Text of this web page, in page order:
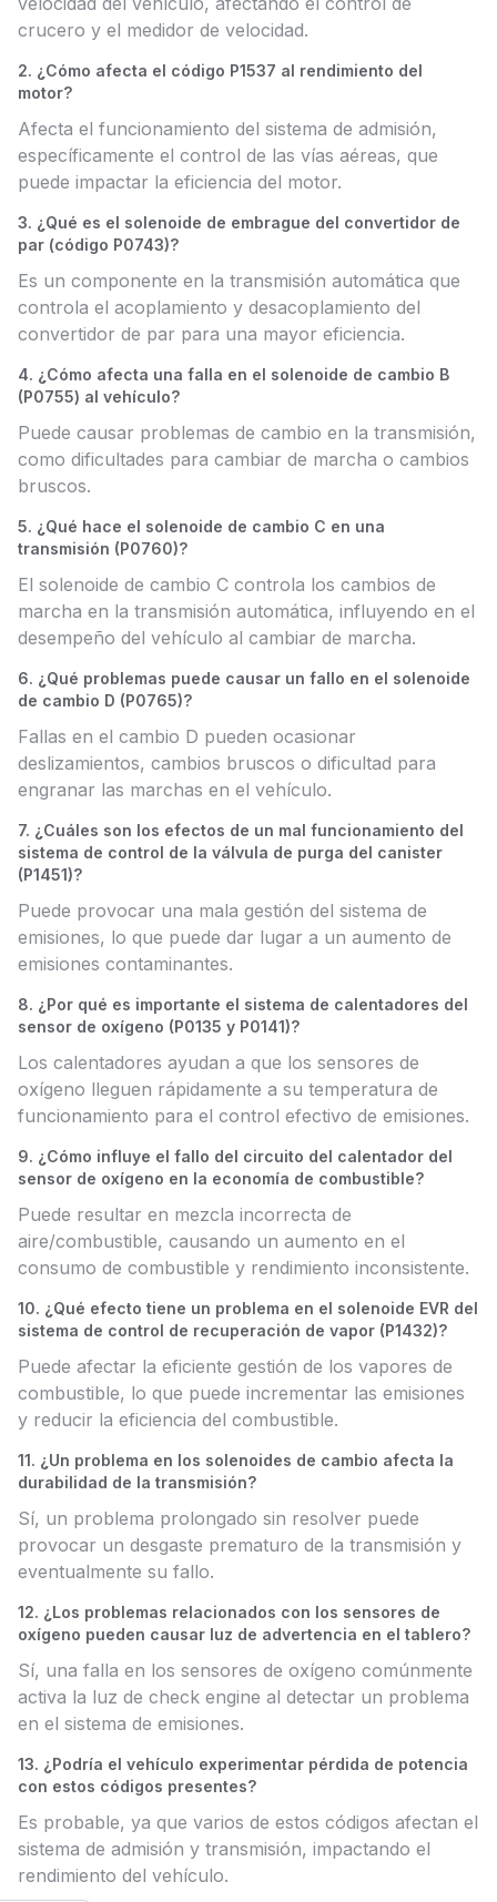
crucero y el medidor de velocidad.
2. ¿Cómo afecta el código P1537 al rendimiento del
motor?
Afecta el funcionamiento del sistema de admisión,
específicamente el control de las vías aéreas, que
puede impactar la eficiencia del motor.
3. ¿Qué es el solenoide de embrague del convertidor de
par (código P0743)?
Es un componente en la transmisión automática que
controla el acoplamiento y desacoplamiento del
convertidor de par para una mayor eficiencia.
4. ¿Cómo afecta una falla en el solenoide de cambio B
(P0755) al vehículo?
Puede causar problemas de cambio en la transmisión,
como dificultades para cambiar de marcha o cambios
bruscos.
5. ¿Qué hace el solenoide de cambio C en una
transmisión (P0760)?
El solenoide de cambio C controla los cambios de
marcha en la transmisión automática, influyendo en el
desempeño del vehículo al cambiar de marcha.
6. ¿Qué problemas puede causar un fallo en el solenoide
de cambio D (P0765)?
Fallas en el cambio D pueden ocasionar
deslizamientos, cambios bruscos o dificultad para
engranar las marchas en el vehículo.
7. ¿Cuáles son los efectos de un mal funcionamiento del
sistema de control de la válvula de purga del canister
(P1451)?
Puede provocar una mala gestión del sistema de
emisiones, lo que puede dar lugar a un aumento de
emisiones contaminantes.
8. ¿Por qué es importante el sistema de calentadores del
sensor de oxígeno (P0135 y P0141)?
Los calentadores ayudan a que los sensores de
oxígeno lleguen rápidamente a su temperatura de
funcionamiento para el control efectivo de emisiones.
9. ¿Cómo influye el fallo del circuito del calentador del
sensor de oxígeno en la economía de combustible?
Puede resultar en mezcla incorrecta de
aire/combustible, causando un aumento en el
consumo de combustible y rendimiento inconsistente.
10. ¿Qué efecto tiene un problema en el solenoide EVR del
sistema de control de recuperación de vapor (P1432)?
Puede afectar la eficiente gestión de los vapores de
combustible, lo que puede incrementar las emisiones
y reducir la eficiencia del combustible.
11. ¿Un problema en los solenoides de cambio afecta la
durabilidad de la transmisión?
Sí, un problema prolongado sin resolver puede
provocar un desgaste prematuro de la transmisión y
eventualmente su fallo.
12. ¿Los problemas relacionados con los sensores de
oxígeno pueden causar luz de advertencia en el tablero?
Sí, una falla en los sensores de oxígeno comúnmente
activa la luz de check engine al detectar un problema
en el sistema de emisiones.
13. ¿Podría el vehículo experimentar pérdida de potencia
con estos códigos presentes?
Es probable, ya que varios de estos códigos afectan el
sistema de admisión y transmisión, impactando el
rendimiento del vehículo.